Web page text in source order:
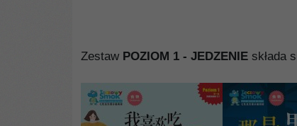
Zestaw POZIOM 1 - JEDZENIE składa